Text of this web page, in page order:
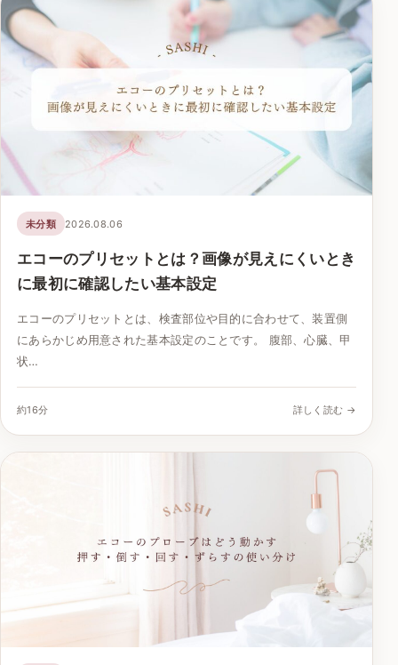
未分類 2026.08.06
エコーのプリセットとは？画像が見えにくいとき
に最初に確認したい基本設定
エコーのプリセットとは、検査部位や目的に合わせて、装置側
にあらかじめ用意された基本設定のことです。 腹部、心臓、甲
状…
約16分 詳しく読む →